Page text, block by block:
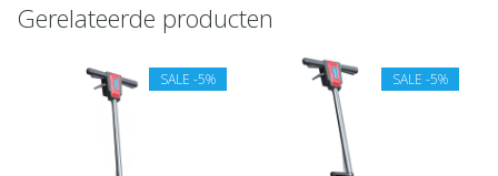
Gerelateerde producten
SALE -5% SALE -5%